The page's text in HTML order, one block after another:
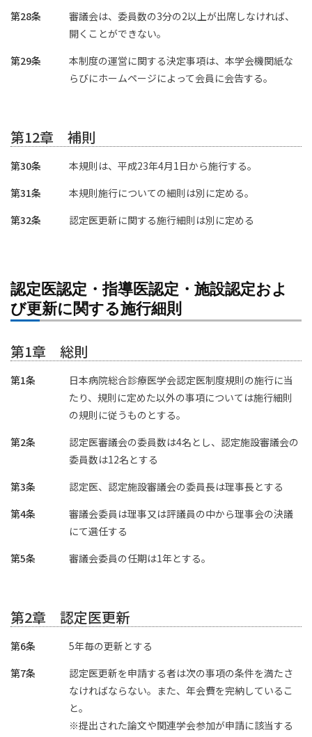
第28条
審議会は、委員数の3分の2以上が出席しなければ、
開くことができない。
第29条
本制度の運営に関する決定事項は、本学会機関紙な
らびにホームページによって会員に会告する。
第12章 補則
第30条
本規則は、平成23年4月1日から施行する。
第31条
本規則施行についての細則は別に定める。
第32条
認定医更新に関する施行細則は別に定める
認定医認定・指導医認定・施設認定およ
び更新に関する施行細則
第1章 総則
第1条
日本病院総合診療医学会認定医制度規則の施行に当
たり、規則に定めた以外の事項については施行細則
の規則に従うものとする。
第2条
認定医審議会の委員数は4名とし、認定施設審議会の
委員数は12名とする
第3条
認定医、認定施設審議会の委員長は理事長とする
第4条
審議会委員は理事又は評議員の中から理事会の決議
にて選任する
第5条
審議会委員の任期は1年とする。
第2章 認定医更新
第6条
5年毎の更新とする
第7条
認定医更新を申請する者は次の事項の条件を満たさ
なければならない。また、年会費を完納しているこ
と。
※提出された論文や関連学会参加が申請に該当する